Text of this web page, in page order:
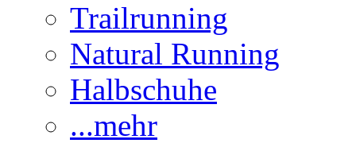
Trailrunning
Natural Running
Halbschuhe
...mehr